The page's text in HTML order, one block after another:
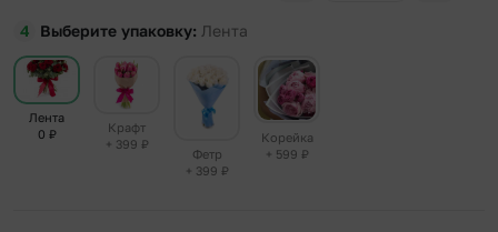
Выберите упаковку Лента
Лента
0 ₽
Крафт
+ 399 ₽
Фетр
+ 399 ₽
Корейка
+ 599 ₽